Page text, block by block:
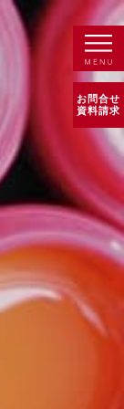
お問合せ
資料請求